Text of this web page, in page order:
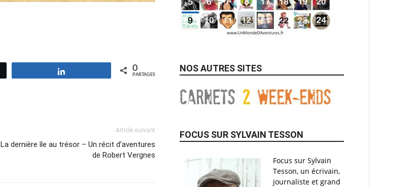
0
PARTAGES
Article suivant
La dernière île au trésor – Un récit d’aventures
de Robert Vergnes
NOS AUTRES SITES
FOCUS SUR SYLVAIN TESSON
Focus sur Sylvain
Tesson, un écrivain,
journaliste et grand